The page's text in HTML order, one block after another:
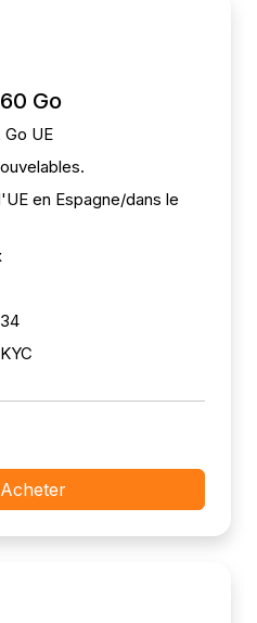
Go
Go UE
en Espagne/dans le